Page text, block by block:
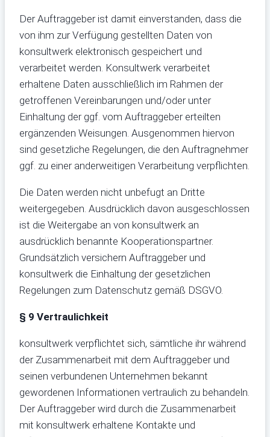
Der Auftraggeber ist damit einverstanden, dass die
von ihm zur Verfügung gestellten Daten von
konsultwerk elektronisch gespeichert und
verarbeitet werden. Konsultwerk verarbeitet
erhaltene Daten ausschließlich im Rahmen der
getroffenen Vereinbarungen und/oder unter
Einhaltung der ggf. vom Auftraggeber erteilten
ergänzenden Weisungen. Ausgenommen hiervon
sind gesetzliche Regelungen, die den Auftragnehmer
ggf. zu einer anderweitigen Verarbeitung verpflichten.
Die Daten werden nicht unbefugt an Dritte
weitergegeben. Ausdrücklich davon ausgeschlossen
ist die Weitergabe an von konsultwerk an
ausdrücklich benannte Kooperationspartner.
Grundsätzlich versichern Auftraggeber und
konsultwerk die Einhaltung der gesetzlichen
Regelungen zum Datenschutz gemäß DSGVO.
§ 9 Vertraulichkeit
konsultwerk verpflichtet sich, sämtliche ihr während
der Zusammenarbeit mit dem Auftraggeber und
seinen verbundenen Unternehmen bekannt
gewordenen Informationen vertraulich zu behandeln.
Der Auftraggeber wird durch die Zusammenarbeit
mit konsultwerk erhaltene Kontakte und